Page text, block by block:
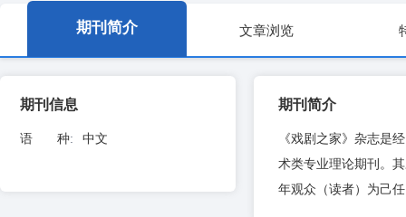
期刊简介 文章浏览
期刊信息
语 种: 中文
期刊简介
《戏剧之家》杂志是
术类专业理论期刊。
年观众（读者）为己